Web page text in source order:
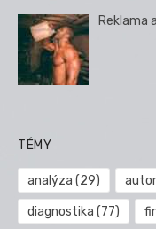
Reklama
TÉMY
analýza (29)
diagnostika (77)